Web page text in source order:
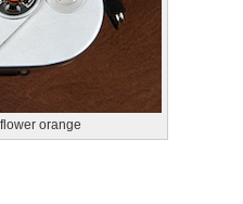
orange